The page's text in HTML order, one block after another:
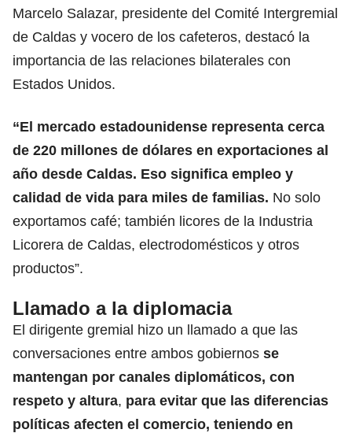
Marcelo Salazar, presidente del Comité Intergremial
de Caldas y vocero de los cafeteros, destacó la
importancia de las relaciones bilaterales con
Estados Unidos.
“El mercado estadounidense representa cerca
de 220 millones de dólares en exportaciones al
año desde Caldas. Eso significa empleo y
calidad de vida para miles de familias. No solo
exportamos café; también licores de la Industria
Licorera de Caldas, electrodomésticos y otros
productos”.
Llamado a la diplomacia
El dirigente gremial hizo un llamado a que las
conversaciones entre ambos gobiernos se
mantengan por canales diplomáticos, con
respeto y altura, para evitar que las diferencias
políticas afecten el comercio, teniendo en